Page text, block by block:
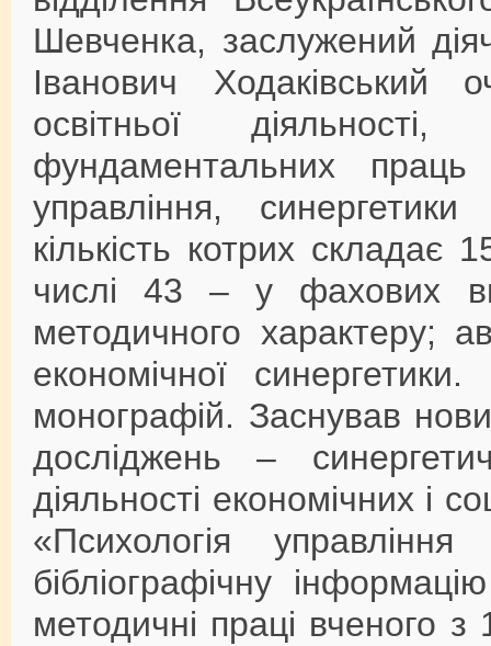
Шевченка, заслужений
Іванович
освітньої
фундаментальних праць
управління,
кількість котрих складає
числі 43 – у фахових
методичного характеру;
економічної
монографій. Заснував
досліджень –
діяльності економічних і
«Психологія
бібліографічну
методичні праці вченого